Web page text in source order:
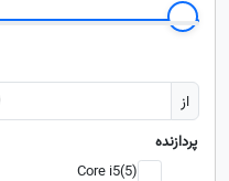
از
پردازنده
Core i5(5)